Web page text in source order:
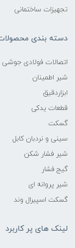
تجهیزات ساختمانی
دسته بندی
اتصالات فولادی جوشی
شیر اطمینان
ابزاردقیق
قطعات یدکی
گسکت
سینی و نردبان کابل
شیر فشار شکن
گیج فشار
شیر پروانه ای
گسکت اسپیرال وند
لینک های پر کاربرد